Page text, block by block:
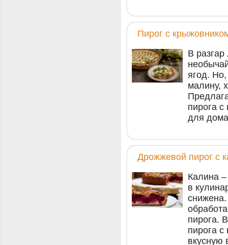
Пирог с
В разгар
ягод.
малину,
пирога
для
Дрожжевой пирог с
Калина
в
пирога.
пирога
вкусную